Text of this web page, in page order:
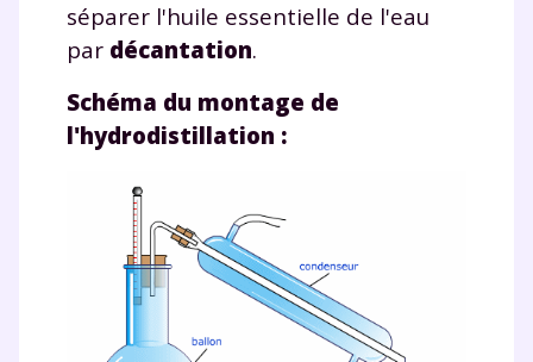
séparer l'huile essentielle de l'eau
par décantation.
Schéma du montage de
l'hydrodistillation :